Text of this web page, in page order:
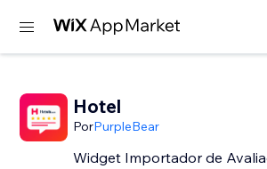
Hotel
PorPurpleBear
Widget Importador de